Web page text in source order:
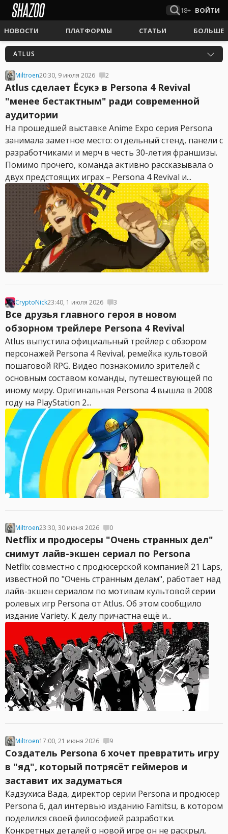
18+ ВОЙТИ
НОВОСТИ ПЛАТФОРМЫ СТАТЬИ БОЛЬШЕ
ATLUS
Miltroen20:30, 9 июля 2026 2
Atlus сделает Ёсукэ в Persona 4 Revival
"менее бестактным" ради современной
аудитории
На прошедшей выставке Anime Expo серия Persona
занимала заметное место: отдельный стенд, панели с
разработчиками и мерч в честь 30-летия франшизы.
Помимо прочего, команда активно рассказывала о
двух предстоящих играх – Persona 4 Revival и...
CryptoNick23:40, 1 июля 2026 3
Все друзья главного героя в новом
обзорном трейлере Persona 4 Revival
Atlus выпустила официальный трейлер с обзором
персонажей Persona 4 Revival, ремейка культовой
пошаговой RPG. Видео познакомило зрителей с
основным составом команды, путешествующей по
иному миру. Оригинальная Persona 4 вышла в 2008
году на PlayStation 2...
Miltroen23:30, 30 июня 2026 0
Netflix и продюсеры "Очень странных дел"
снимут лайв-экшен сериал по Persona
Netflix совместно с продюсерской компанией 21 Laps,
известной по "Очень странным делам", работает над
лайв-экшен сериалом по мотивам культовой серии
ролевых игр Persona от Atlus. Об этом сообщило
издание Variety. К делу причастна ещё и...
Miltroen17:00, 21 июня 2026 9
Создатель Persona 6 хочет превратить игру
в "яд", который потрясёт геймеров и
заставит их задуматься
Кадзухиса Вада, директор серии Persona и продюсер
Persona 6, дал интервью изданию Famitsu, в котором
поделился своей философией разработки.
Конкретных деталей о новой игре он не раскрыл,